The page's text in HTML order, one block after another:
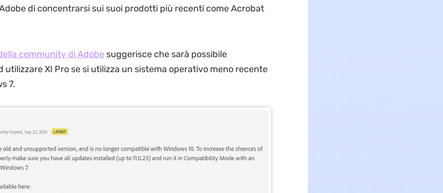
di concentrarsi sui suoi prodotti più recenti come Acrobat
community di Adobe suggerisce che sarà possibile
utilizzare XI Pro se si utilizza un sistema operativo meno recente
7.